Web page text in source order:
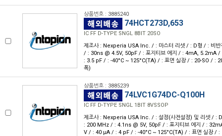
상품번호 : 3885240
74HCT273D,653
IC FF D-TYPE SNGL 8BIT 20SO
제조사 : Nexperia USA Inc. / : 마스터 리셋 / : D형 / : 비
/ : 30ns @ 4.5V, 50pF / : 포지티브 에지 / : 4mA, 5.2mA
: 3.5 pF / : -40°C ~ 125°C(TA) / : 표면 실장 / : 20-SO / :
폭)
상품번호 : 3885239
74LVC1G74DC-Q100H
IC FF D-TYPE SNGL 1BIT 8VSSOP
제조사 : Nexperia USA Inc. / : 설정(사전설정) 및 리셋 / :
: 200 MHz / : 4.1ns @ 5V, 50pF / : 포지티브 에지 / :
V / : 40 μA / : 4 pF / : -40°C ~ 125°C(TA) / : 표면 실장 / :